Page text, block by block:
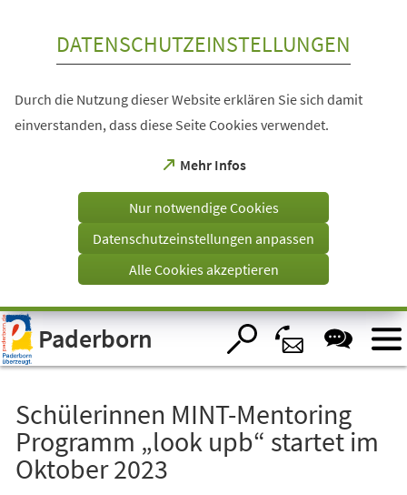
Visuelle
Assistenzsoftware
öffnen.
DATENSCHUTZEINSTELLUNGEN
Durch die Nutzung dieser Website erklären Sie sich damit
einverstanden, dass diese Seite Cookies verwendet.
Mehr Infos
(Öffnet
einem
Tab)
Nur notwendige Cookies
Datenschutzeinstellungen anpassen
Alle Cookies akzeptieren
Paderborn
Schülerinnen MINT-Mentoring
Programm „look upb“ startet im
Oktober 2023